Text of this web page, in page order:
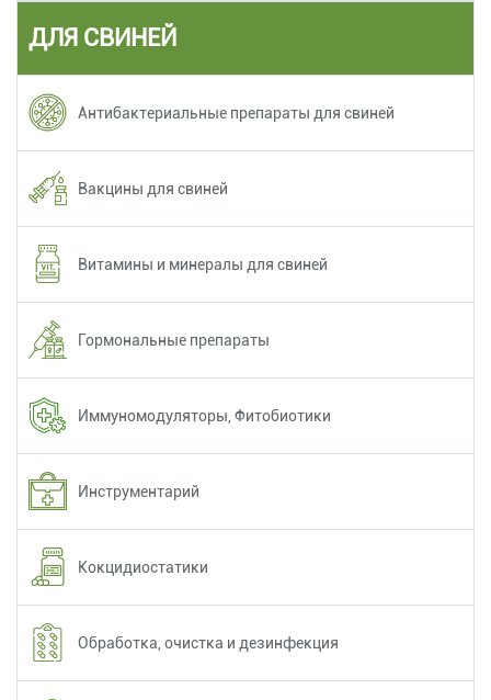
ДЛЯ СВИНЕЙ
Антибактериальные препараты для свиней
Вакцины для свиней
Витамины и минералы для свиней
Гормональные препараты
Иммуномодуляторы, Фитобиотики
Инструментарий
Кокцидиостатики
Обработка, очистка и дезинфекция